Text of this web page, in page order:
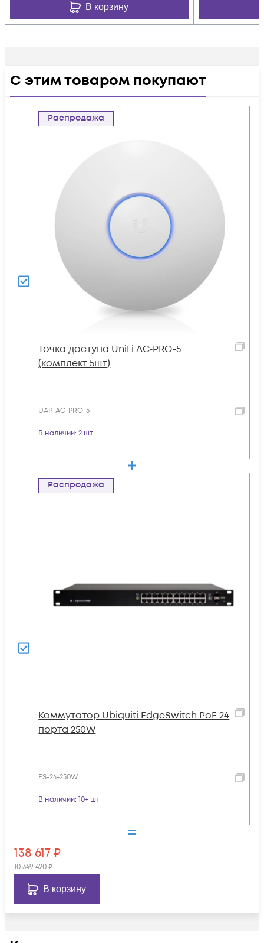
В корзину
С этим товаром покупают
Распродажа
Toчка доступа UniFi AC‑PRO-5
(комплект 5шт)
UAP-AC-PRO-5
В наличии: 2 шт
Распродажа
Коммутатор Ubiquiti EdgeSwitch PoE 24
порта 250W
ES-24-250W
В наличии: 10+ шт
138 617 ₽
10 349 420₽
В корзину